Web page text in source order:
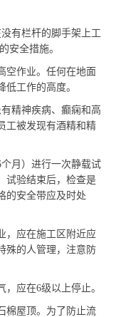
有栏杆的脚手架上工
安全措施。
空作业。任何在地面
低工作的高度。
精神疾病、癫痫和高
工被发现有酒精和精
个月）进行一次静载试
试验结束后，检查是
的安全带应及时处
，应在施工区附近应
殊的人管理，注意防
，应在6级以上停止。
棉屋顶。为了防止流